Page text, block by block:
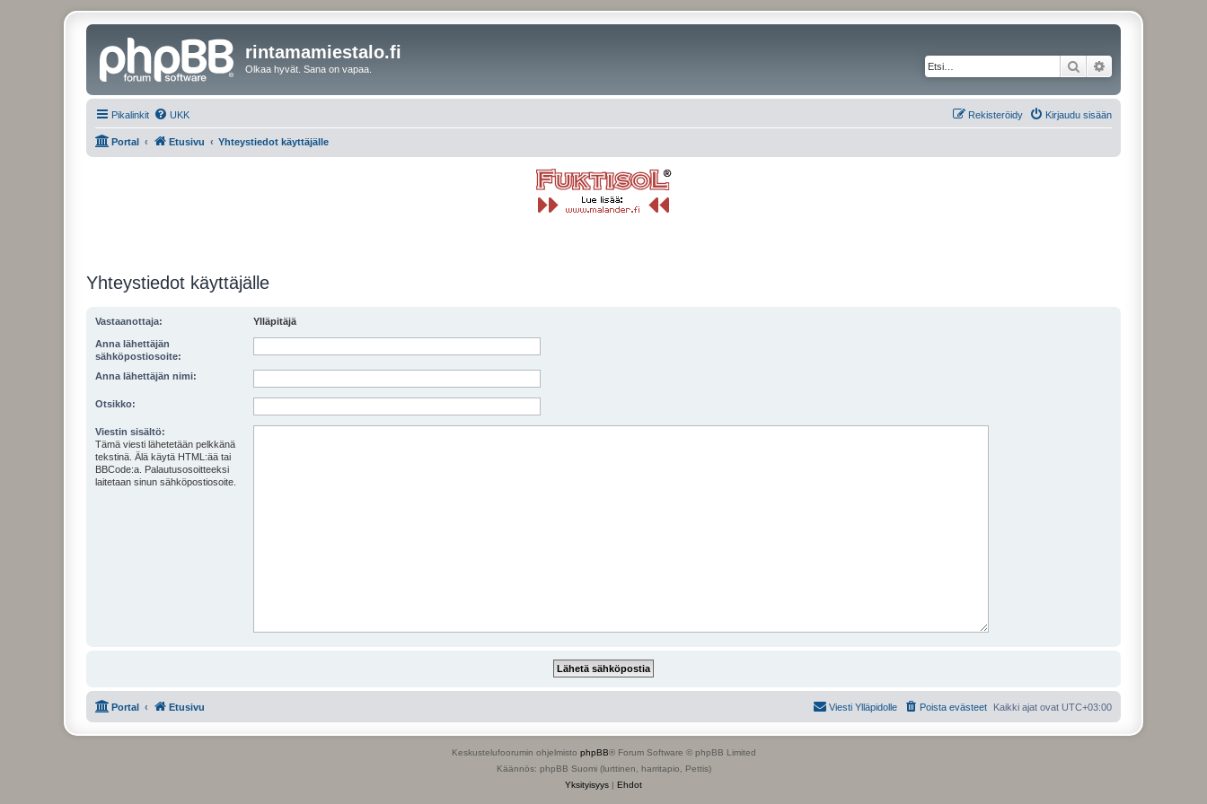
rintamamiestalo.fi
Olkaa hyvät. Sana on vapaa. Etsi
Pikalinkit UKK Kirjaudu sisään
Rekisteröidy
Portal Etusivu Yhteystiedot käyttäjälle
Yhteystiedot käyttäjälle
Vastaanottaja: Ylläpitäjä
Anna lähettäjän
sähköpostiosoite:
Anna lähettäjän nimi:
Otsikko:
Viestin sisältö:
Tämä viesti lähetetään pelkkänä
tekstinä. Älä käytä HTML:ää tai
BBCode:a. Palautusosoitteeksi
laitetaan sinun sähköpostiosoite.
Portal Etusivu Kaikki ajat ovat UTC+03:00
Poista evästeet
Viesti Ylläpidolle
Keskustelufoorumin ohjelmisto phpBB® Forum Software © phpBB Limited
Käännös: phpBB Suomi (lurttinen, harritapio, Pettis)
Yksityisyys | Ehdot